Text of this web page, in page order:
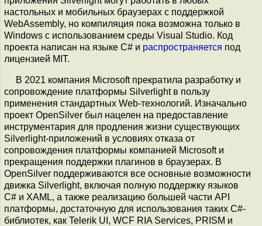
настольных и мобильных браузерах с поддержкой
WebAssembly, но компиляция пока возможна только в
Windows с использованием среды Visual Studio. Код
проекта написан на языке C# и распространяется под
лицензией MIT.
В 2021 компания Microsoft прекратила разработку и
сопровождение платформы Silverlight в пользу
применения стандартных Web-технологий. Изначально
проект OpenSilver был нацелен на предоставление
инструментария для продления жизни существующих
Silverlight-приложений в условиях отказа от
сопровождения платформы компанией Microsoft и
прекращения поддержки плагинов в браузерах. В
OpenSilver поддерживаются все основные возможности
движка Silverlight, включая полную поддержку языков
C# и XAML, а также реализацию большей части API
платформы, достаточную для использования таких C#-
библиотек, как Telerik UI, WCF RIA Services, PRISM и